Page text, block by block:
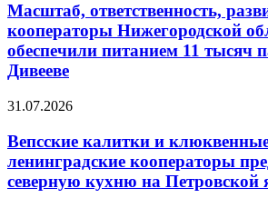
Масштаб, ответственность,
кооператоры Нижегородской
обеспечили питанием 11 тысяч
Дивееве
31.07.2026
Вепсские калитки и
ленинградские кооператоры
северную кухню на Петровской